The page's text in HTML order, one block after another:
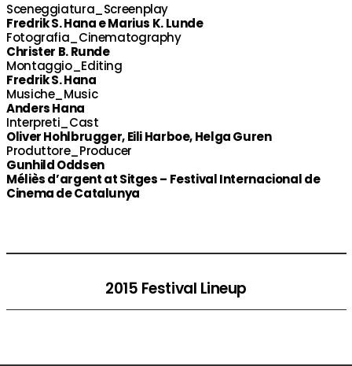
Sceneggiatura_Screenplay
Fredrik S. Hana e Marius K. Lunde
Fotografia_Cinematography
Christer B. Runde
Montaggio_Editing
Fredrik S. Hana
Musiche_Music
Anders Hana
Interpreti_Cast
Oliver Hohlbrugger, Eili Harboe, Helga Guren
Produttore_Producer
Gunhild Oddsen
Méliès d’argent at Sitges – Festival Internacional de
Cinema de Catalunya
2015 Festival Lineup